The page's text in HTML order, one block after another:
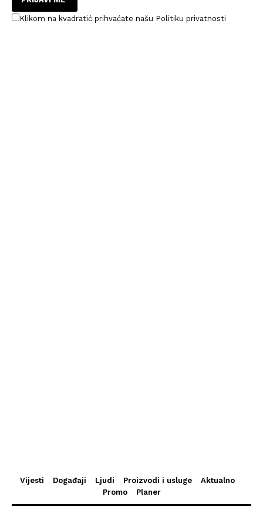
Klikom na kvadratić prihvaćate našu Politiku privatnosti
Vijesti Događaji Ljudi Proizvodi i usluge
Aktualno
Promo
Planer